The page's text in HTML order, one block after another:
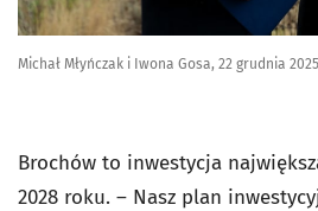
Michał Młyńczak i Iwona Gosa, 22 grudnia 2025
Brochów to inwestycja
2028 roku. – Nasz plan